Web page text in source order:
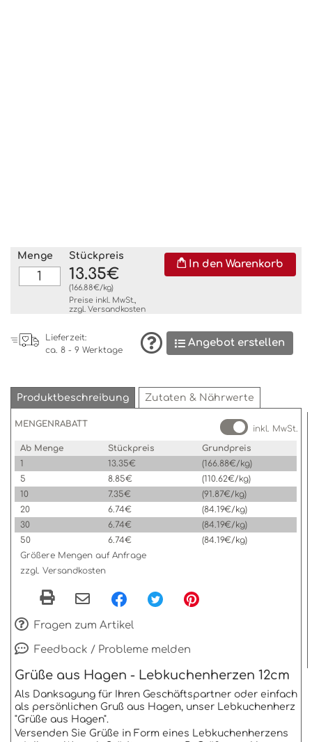
Menge Stückpreis
13.35€
(166.88€/kg)
Preise inkl. MwSt.,
zzgl. Versandkosten
In den Warenkorb
Lieferzeit:
ca. 8 - 9 Werktage
Angebot erstellen
Produktbeschreibung Zutaten & Nährwerte
MENGENRABATT
inkl. MwSt.
Ab Menge
Stückpreis
Grundpreis
1
13.35€
(166.88€/kg)
5
8.85€
(110.62€/kg)
10
7.35€
(91.87€/kg)
20
6.74€
(84.19€/kg)
30
6.74€
(84.19€/kg)
50
6.74€
(84.19€/kg)
Größere Mengen auf Anfrage
zzgl. Versandkosten
Fragen zum Artikel
Feedback / Probleme melden
Grüße aus Hagen - Lebkuchenherzen 12cm
Als Danksagung für Ihren Geschäftspartner oder einfach
als persönlichen Gruß aus Hagen, unser Lebkuchenherz
"Grüße aus Hagen".
Versenden Sie Grüße in Form eines Lebkuchenherzens